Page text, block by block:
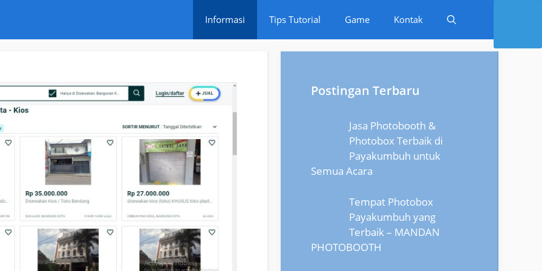
Informasi Tips Tutorial Game Kontak
Postingan Terbaru
Jasa Photobooth &
Photobox Terbaik di
Payakumbuh untuk
Semua Acara
Tempat Photobox
Payakumbuh yang
Terbaik – MANDAN
PHOTOBOOTH